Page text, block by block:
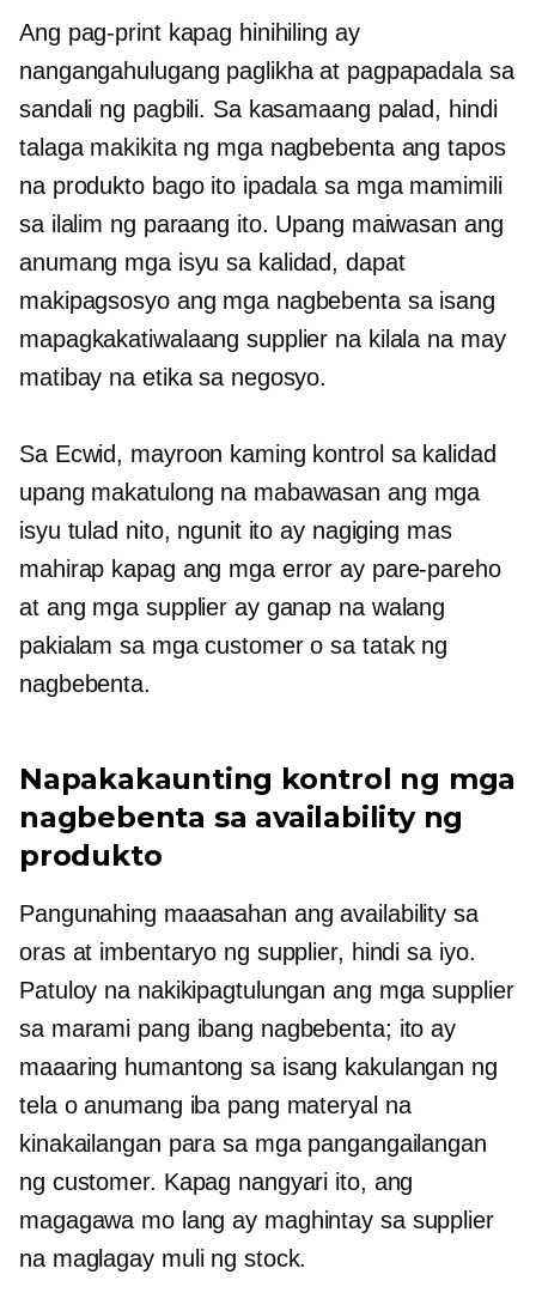
Ang pag-print kapag hinihiling ay
nangangahulugang paglikha at pagpapadala sa
sandali ng pagbili. Sa kasamaang palad, hindi
talaga makikita ng mga nagbebenta ang tapos
na produkto bago ito ipadala sa mga mamimili
sa ilalim ng paraang ito. Upang maiwasan ang
anumang mga isyu sa kalidad, dapat
makipagsosyo ang mga nagbebenta sa isang
mapagkakatiwalaang supplier na kilala na may
matibay na etika sa negosyo.
Sa Ecwid, mayroon kaming kontrol sa kalidad
upang makatulong na mabawasan ang mga
isyu tulad nito, ngunit ito ay nagiging mas
mahirap kapag ang mga error ay pare-pareho
at ang mga supplier ay ganap na walang
pakialam sa mga customer o sa tatak ng
nagbebenta.
Napakakaunting kontrol ng mga
nagbebenta sa availability ng
produkto
Pangunahing maaasahan ang availability sa
oras at imbentaryo ng supplier, hindi sa iyo.
Patuloy na nakikipagtulungan ang mga supplier
sa marami pang ibang nagbebenta; ito ay
maaaring humantong sa isang kakulangan ng
tela o anumang iba pang materyal na
kinakailangan para sa mga pangangailangan
ng customer. Kapag nangyari ito, ang
magagawa mo lang ay maghintay sa supplier
na maglagay muli ng stock.